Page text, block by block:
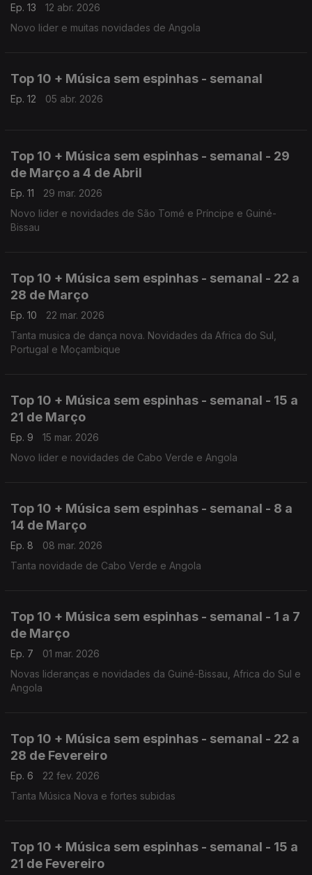
Ep. 13
12 abr. 2026
Novo lider e muitas novidades de Angola
Top 10 + Música sem espinhas - semanal
Ep. 12 05 abr. 2026
Top 10 + Música sem espinhas - semanal - 29
de Março a 4 de Abril
Ep. 11
29 mar. 2026
Novo lider e novidades de São Tomé e Príncipe e Guiné-
Bissau
Top 10 + Música sem espinhas - semanal - 22 a
28 de Março
Ep. 10
22 mar. 2026
Tanta musica de dança nova. Novidades da Africa do Sul,
Portugal e Moçambique
Top 10 + Música sem espinhas - semanal - 15 a
21 de Março
Ep. 9
15 mar. 2026
Novo lider e novidades de Cabo Verde e Angola
Top 10 + Música sem espinhas - semanal - 8 a
14 de Março
Ep. 8
08 mar. 2026
Tanta novidade de Cabo Verde e Angola
Top 10 + Música sem espinhas - semanal - 1 a 7
de Março
Ep. 7
01 mar. 2026
Novas lideranças e novidades da Guiné-Bissau, Africa do Sul e
Angola
Top 10 + Música sem espinhas - semanal - 22 a
28 de Fevereiro
Ep. 6
22 fev. 2026
Tanta Música Nova e fortes subidas
Top 10 + Música sem espinhas - semanal - 15 a
21 de Fevereiro